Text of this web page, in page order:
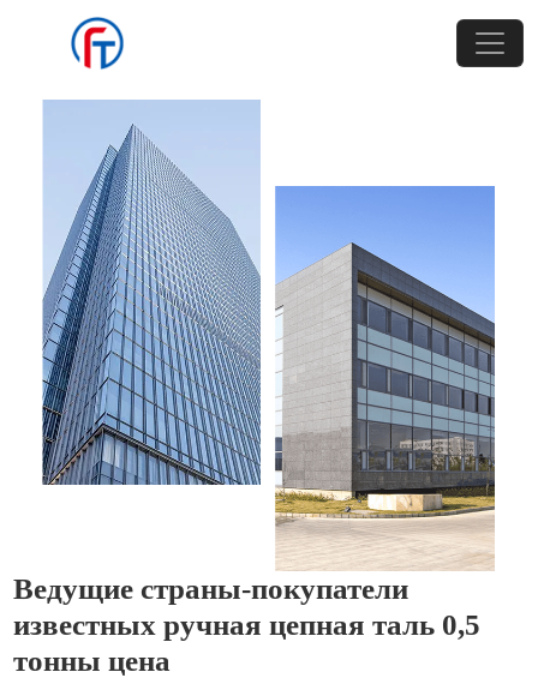
Ведущие страны-покупатели
известных ручная цепная таль 0,5
тонны цена